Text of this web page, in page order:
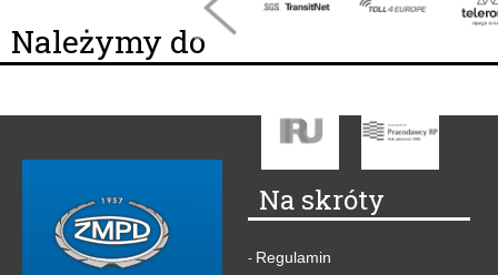
Należymy do
Na skróty
- Regulamin